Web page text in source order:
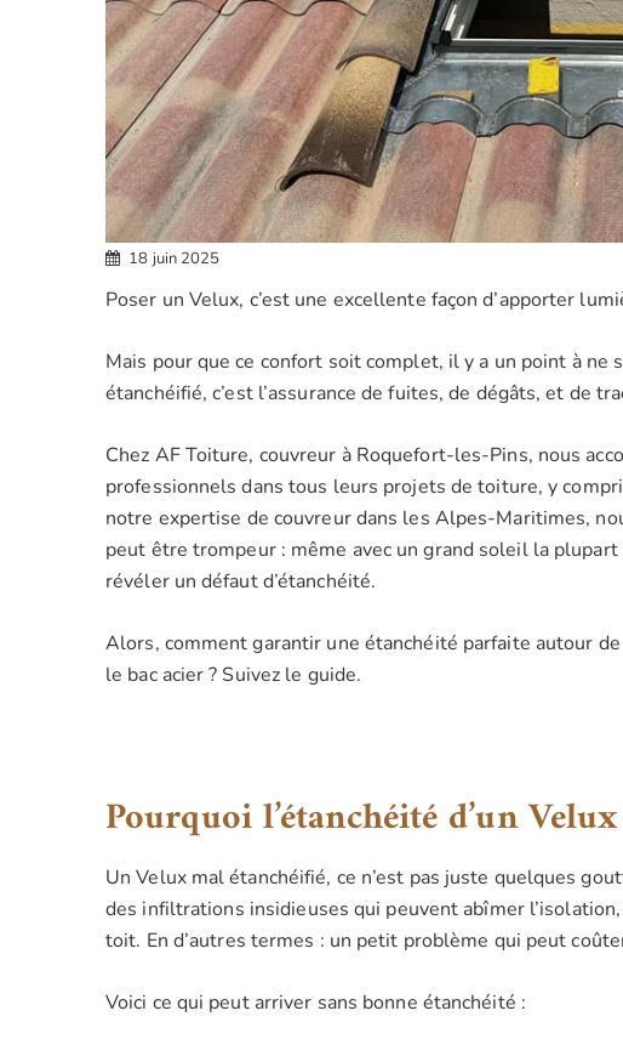
18 juin 2025
Poser un Velux, c’est une excellente façon d’apporter
Mais pour que ce confort soit complet, il y a un point à ne
étanchéifié, c’est l’assurance de fuites, de dégâts, et de
Chez AF Toiture, couvreur à Roquefort-les-Pins, nous
professionnels dans tous leurs projets de toiture, y
notre expertise de couvreur dans les Alpes-Maritimes,
peut être trompeur : même avec un grand soleil la
révéler un défaut d’étanchéité.
Alors, comment garantir une étanchéité parfaite autour
le bac acier ? Suivez le guide.
Pourquoi l’étanchéité d’un
Un Velux mal étanchéifié, ce n’est pas juste quelques
des infiltrations insidieuses qui peuvent abîmer
toit. En d’autres termes : un petit problème qui peut
Voici ce qui peut arriver sans bonne étanchéité :